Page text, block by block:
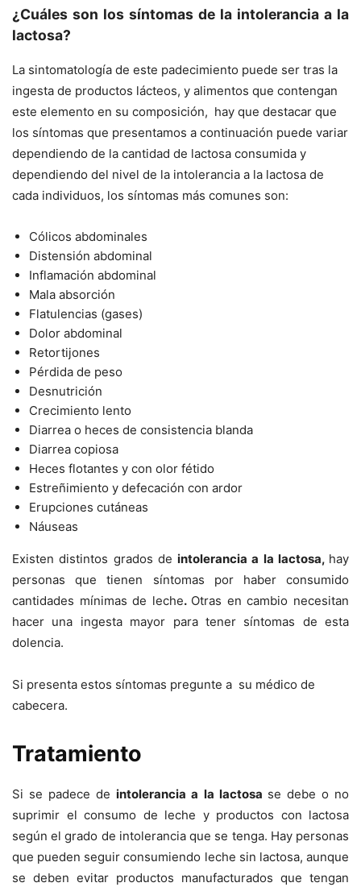
¿Cuáles son los síntomas de la intolerancia a la
lactosa?
La sintomatología de este padecimiento puede ser tras la
ingesta de productos lácteos, y alimentos que contengan
este elemento en su composición, hay que destacar que
los síntomas que presentamos a continuación puede variar
dependiendo de la cantidad de lactosa consumida y
dependiendo del nivel de la intolerancia a la lactosa de
cada individuos, los síntomas más comunes son:
Cólicos abdominales
Distensión abdominal
Inflamación abdominal
Mala absorción
Flatulencias (gases)
Dolor abdominal
Retortijones
Pérdida de peso
Desnutrición
Crecimiento lento
Diarrea o heces de consistencia blanda
Diarrea copiosa
Heces flotantes y con olor fétido
Estreñimiento y defecación con ardor
Erupciones cutáneas
Náuseas
Existen distintos grados de intolerancia a la lactosa, hay
personas que tienen síntomas por haber consumido
cantidades mínimas de leche. Otras en cambio necesitan
hacer una ingesta mayor para tener síntomas de esta
dolencia.
Si presenta estos síntomas pregunte a su médico de
cabecera.
Tratamiento
Si se padece deintolerancia a la lactosa se debe o no
suprimir el consumo de leche y productos con lactosa
según el grado de intolerancia que se tenga. Hay personas
que pueden seguir consumiendo leche sin lactosa, aunque
se deben evitar productos manufacturados que tengan